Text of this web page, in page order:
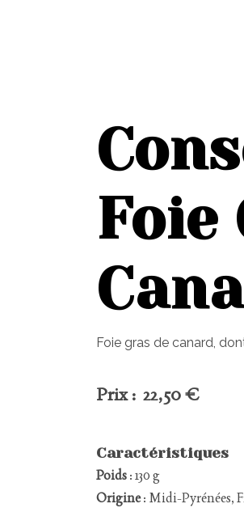
Foie
Foie gras de canard,
Prix : 22,50 €
Caractéristiques
Poids: 130 g
Origine: Midi-Pyrénées,